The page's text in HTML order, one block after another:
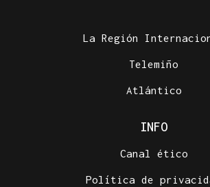
La Región
Telemiño
Atlántico
INFO
Canal ético
Política de